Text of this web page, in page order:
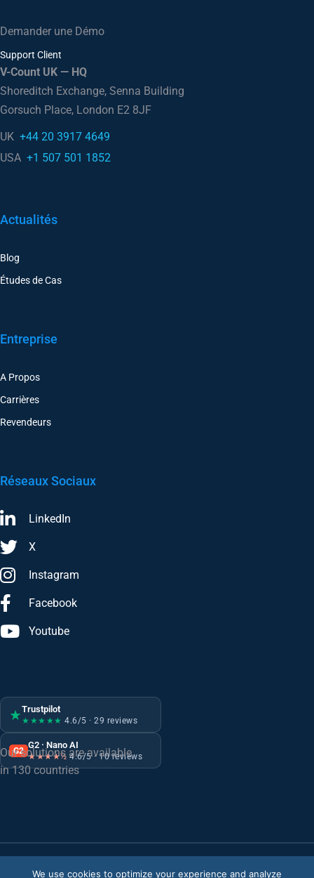
Demander une Démo
Support Client
V-Count UK — HQ
Shoreditch Exchange, Senna Building
Gorsuch Place, London E2 8JF
UK +44 20 3917 4649
USA +1 507 501 1852
Actualités
Blog
Études de Cas
Entreprise
A Propos
Carrières
Revendeurs
Réseaux Sociaux
LinkedIn
X
Instagram
Facebook
Youtube
G2
G2 · Nano AI
★★★★½ 4.6/5 · 10 reviews
★Trustpilot
★★★★★ 4.6/5 · 29 reviews
Our solutions are available
in 130 countries
We use cookies to optimize your experience and analyze